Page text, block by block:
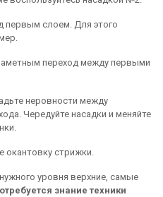
первым слоем. Для этого
переход между первыми
неровности между
Чередуйте насадки и меняйте
окантовку стрижки.
уровня верхние, самые
знание техники